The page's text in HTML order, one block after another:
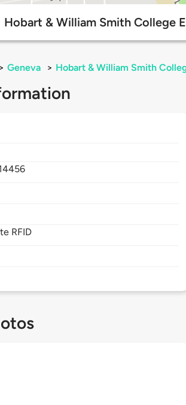
Hobart & William Smith College
> Geneva > Hobart & William Smith
RFID